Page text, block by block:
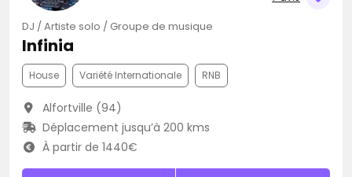
DJ / Artiste solo / Groupe de musique
Infinia
House Variété Internationale RNB
Alfortville (94)
Déplacement jusqu’à 200 kms
À partir de 1440€